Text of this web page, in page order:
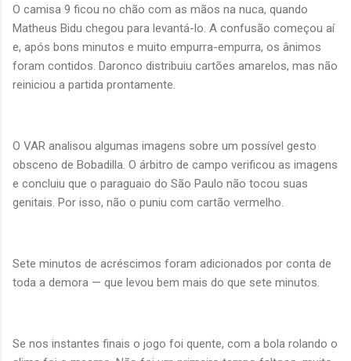
O camisa 9 ficou no chão com as mãos na nuca, quando
Matheus Bidu chegou para levantá-lo. A confusão começou aí
e, após bons minutos e muito empurra-empurra, os ânimos
foram contidos. Daronco distribuiu cartões amarelos, mas não
reiniciou a partida prontamente.
O VAR analisou algumas imagens sobre um possível gesto
obsceno de Bobadilla. O árbitro de campo verificou as imagens
e concluiu que o paraguaio do São Paulo não tocou suas
genitais. Por isso, não o puniu com cartão vermelho.
Sete minutos de acréscimos foram adicionados por conta de
toda a demora — que levou bem mais do que sete minutos.
Se nos instantes finais o jogo foi quente, com a bola rolando o